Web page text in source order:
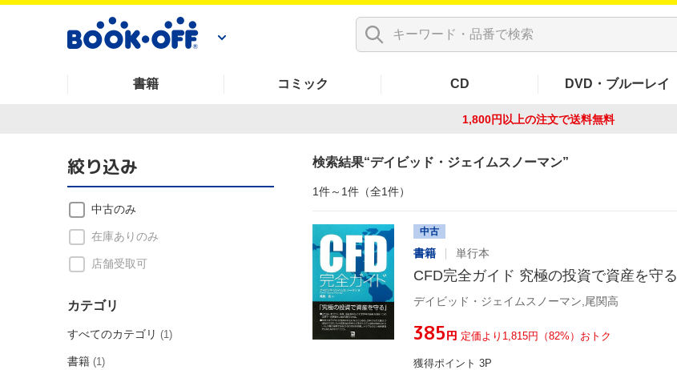
書籍 コミック CD DVD・ブルーレイ
1,800円以上の注文で送料無料
検索結果 デイビッド・ジェイムスノーマン
1件～1件（全1件）
中古
書籍 単行本
CFD完全ガイド 究極の投資で資産を守る
デイビッド・ジェイムスノーマン,尾関高
¥385円 定価より1,815円（82%）おトク
獲得ポイント 3P
絞り込み
中古のみ
在庫ありのみ
店舗受取可
カテゴリ
すべてのカテゴリ (1)
書籍 (1)